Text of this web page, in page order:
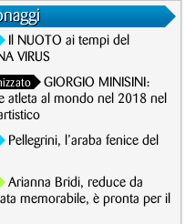
Il NUOTO ai tempi del
VIRUS
GIORGIO MINISINI:
atleta al mondo nel 2018 nel
Pellegrini, l’araba fenice del
Arianna Bridi, reduce da
memorabile, è pronta per il